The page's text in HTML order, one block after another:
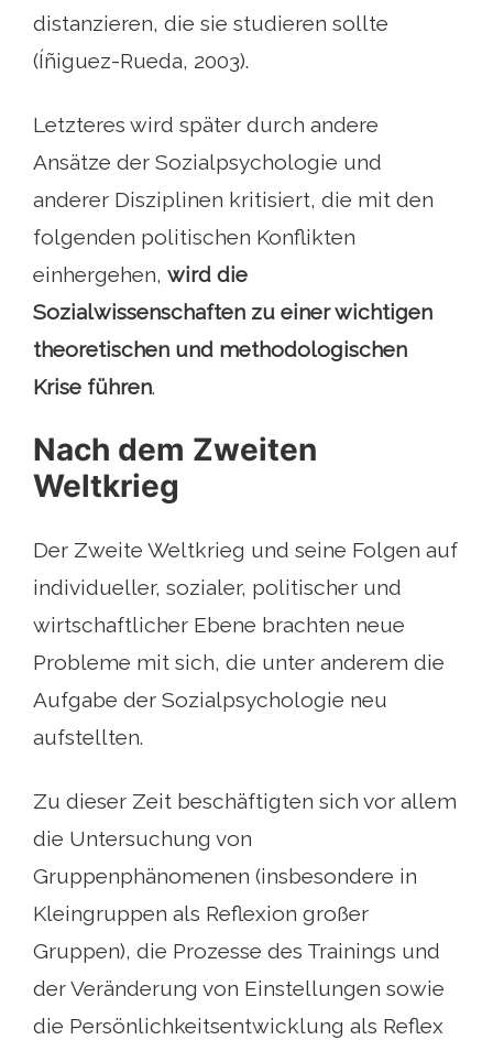
distanzieren, die sie studieren sollte
(Íñiguez-Rueda, 2003).
Letzteres wird später durch andere
Ansätze der Sozialpsychologie und
anderer Disziplinen kritisiert, die mit den
folgenden politischen Konflikten
einhergehen, wird die
Sozialwissenschaften zu einer wichtigen
theoretischen und methodologischen
Krise führen.
Nach dem Zweiten
Weltkrieg
Der Zweite Weltkrieg und seine Folgen auf
individueller, sozialer, politischer und
wirtschaftlicher Ebene brachten neue
Probleme mit sich, die unter anderem die
Aufgabe der Sozialpsychologie neu
aufstellten.
Zu dieser Zeit beschäftigten sich vor allem
die Untersuchung von
Gruppenphänomenen (insbesondere in
Kleingruppen als Reflexion großer
Gruppen), die Prozesse des Trainings und
der Veränderung von Einstellungen sowie
die Persönlichkeitsentwicklung als Reflex